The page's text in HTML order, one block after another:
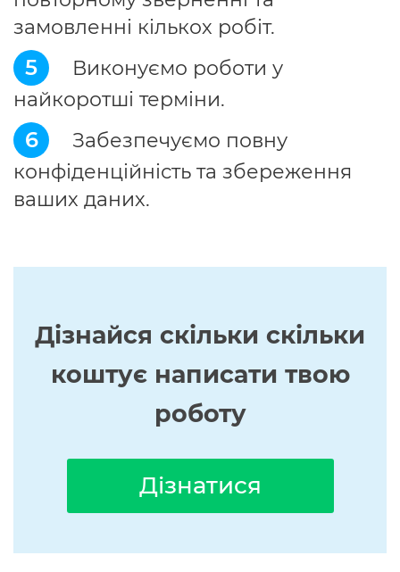
замовленні кількох робіт.
5
Виконуємо роботи у
найкоротші терміни.
6
Забезпечуємо повну
конфіденційність та збереження
ваших даних.
Дізнайся скільки скільки
коштує написати твою
роботу
Дізнатися